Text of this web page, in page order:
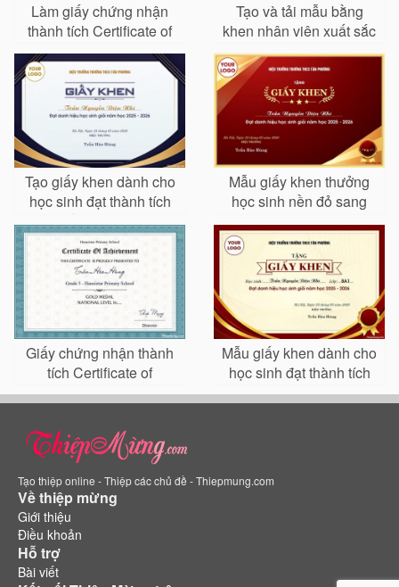
Làm giấy chứng nhận
thành tích Certificate of
Achievement chuyên
nghiệp
Tạo và tải mẫu bằng
khen nhân viên xuất sắc
đẹp sang trọng
Tạo giấy khen dành cho
học sinh đạt thành tích
xuất sắc online
Mẫu giấy khen thưởng
học sinh nền đỏ sang
trọng chuyên nghiệp
Giấy chứng nhận thành
tích Certificate of
Achievement đơn giản
Mẫu giấy khen dành cho
học sinh đạt thành tích
xuất sắc
Tạo thiệp online - Thiệp các chủ đề - Thiepmung.com
Về thiệp mừng
Giới thiệu
Điều khoản
Hỗ trợ
Bài viết